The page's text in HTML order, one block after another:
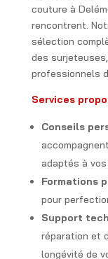
couture à
rencontrent.
sélection
des
professionnels
Services
Conseils
adaptés à
Formations
pour
Support
réparation et
longévité de